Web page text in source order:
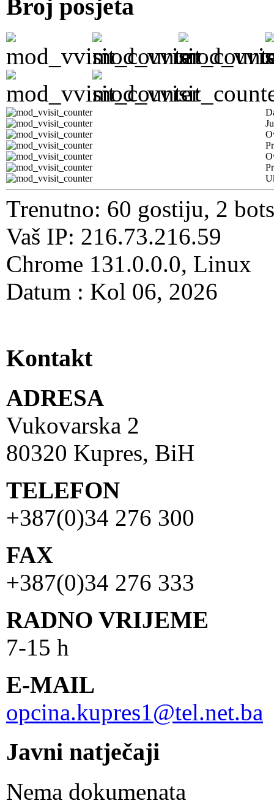
Broj posjeta
Trenutno: 60 gostiju, 2
Vaš IP: 216.73.216.59
Chrome 131.0.0.0, Linux
Datum : Kol 06, 2026
Kontakt
ADRESA
Vukovarska 2
80320 Kupres, BiH
TELEFON
+387(0)34 276 300
FAX
+387(0)34 276 333
RADNO VRIJEME
7-15 h
E-MAIL
opcina.kupres1@tel.net.ba
Javni natječaji
Nema dokumenata